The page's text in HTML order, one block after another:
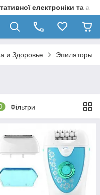
електроніки та
и Здоровье Эпиляторы
Фільтри